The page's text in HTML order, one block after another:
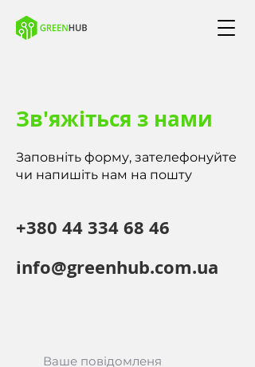
Зв'яжіться з нами
Заповніть форму, зателефонуйте
чи напишіть нам на пошту
+380 44 334 68 46
info@greenhub.com.ua